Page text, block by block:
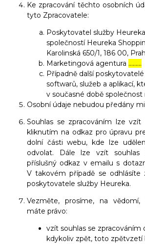
Ke zpracování těchto osobních
tyto Zpracovatele:
Poskytovatel služby
společností Heureka
Karolinská 650/1, 186 00,
Marketingová agentura ………
Případně další
softwarů, služeb a aplikací,
v současné době společnost
Osobní údaje nebudou předány
Souhlas se zpracováním lze
kliknutím na odkaz pro úpravu
dolní části webu, kde lze
odvolat. Dále lze vzít
příslušný odkaz v emailu s
V takovém případě se odhlásíte
poskytovatele služby Heureka.
Vezměte, prosíme, na
máte právo:
vzít souhlas se zpracováním
kdykoliv zpět, toto zpětvzetí